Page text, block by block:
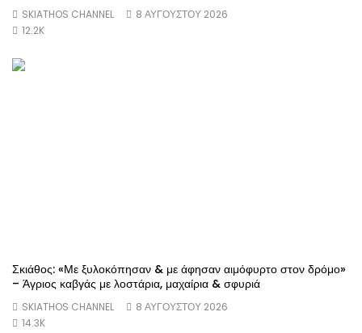
SKIATHOS CHANNEL
8 ΑΥΓΟΎΣΤΟΥ 2026
12.2K
Σκιάθος: «Με ξυλοκόπησαν & με άφησαν αιμόφυρτο στον δρόμο»
– Άγριος καβγάς με λοστάρια, μαχαίρια & σφυριά
SKIATHOS CHANNEL
8 ΑΥΓΟΎΣΤΟΥ 2026
14.3K